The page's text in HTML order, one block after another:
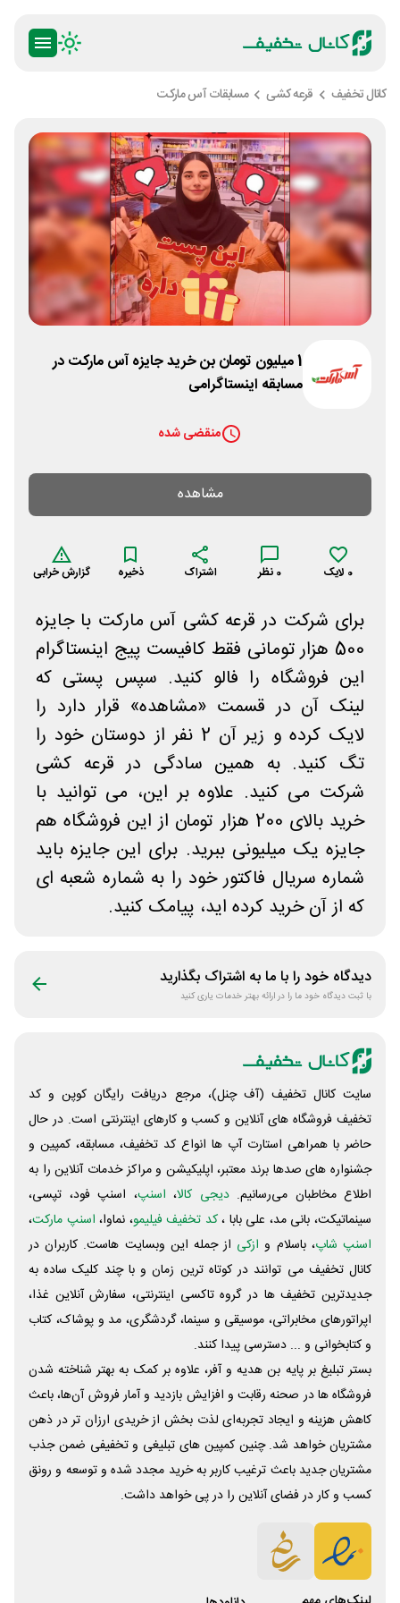
کانال تخفیف قرعه کشی مسابقات آس مارکت
1 میلیون تومان بن خرید جایزه آس مارکت در
مسابقه اینستاگرامی
منقضی شده
مشاهده
0 لایک 0 نظر اشتراک ذخیره گزارش خرابی
برای شرکت در قرعه کشی آس مارکت با جایزه
500 هزار تومانی فقط کافیست پیج اینستاگرام
این فروشگاه را فالو کنید. سپس پستی که
لینک آن در قسمت «مشاهده» قرار دارد را
لایک کرده و زیر آن 2 نفر از دوستان خود را
تگ کنید. به همین سادگی در قرعه کشی
شرکت می کنید. علاوه بر این، می توانید با
خرید بالای 200 هزار تومان از این فروشگاه هم
جایزه یک میلیونی ببرید. برای این جایزه باید
شماره سریال فاکتور خود را به شماره شعبه ای
که از آن خرید کرده اید، پیامک کنید.
دیدگاه خود را با ما به اشتراک بگذارید
با ثبت دیدگاه خود ما را در ارائه بهتر خدمات یاری کنید
سایت کانال تخفیف (آف چنل)، مرجع دریافت رایگان کوپن و کد
تخفیف فروشگاه های آنلاین و کسب و‌ کارهای اینترنتی است. در حال
حاضر با همراهی استارت آپ ها انواع کد تخفیف، مسابقه، کمپین و
جشنواره های صدها برند معتبر، اپلیکیشن و مراکز خدمات آنلاین را به
اطلاع مخاطبان می‌رسانیم. دیجی کالا، اسنپ، اسنپ فود، تپسی،
سینماتیکت، بانی مد، علی‌ بابا ،کد تخفیف فیلیمو، نماوا، اسنپ مارکت،
اسنپ شاپ، باسلام و ازکی از جمله این وبسایت ‌هاست. کاربران در
کانال تخفیف می توانند در کوتاه ترین زمان و با چند کلیک ساده به
جدیدترین تخفیف ها در گروه تاکسی اینترنتی، سفارش آنلاین غذا،
اپراتورهای مخابراتی، موسیقی و سینما، گردشگری، مد و پوشاک، کتاب
و کتابخوانی و ... دسترسی پیدا کنند.
بستر تبلیغ بر پایه بن هدیه و آفر، علاوه بر کمک به بهتر شناخته شدن
فروشگاه ها در صحنه رقابت و افزایش بازدید و آمار فروش آن‌ها، باعث
کاهش هزینه و ایجاد تجربه‌ای لذت بخش از خریدی ارزان تر در ذهن
مشتریان خواهد شد. چنین کمپین های تبلیغی و تخفیفی ضمن جذب
مشتریان جدید باعث ترغیب کاربر به خرید مجدد شده و توسعه و رونق
کسب و کار در فضای آنلاین را در پی خواهد داشت.